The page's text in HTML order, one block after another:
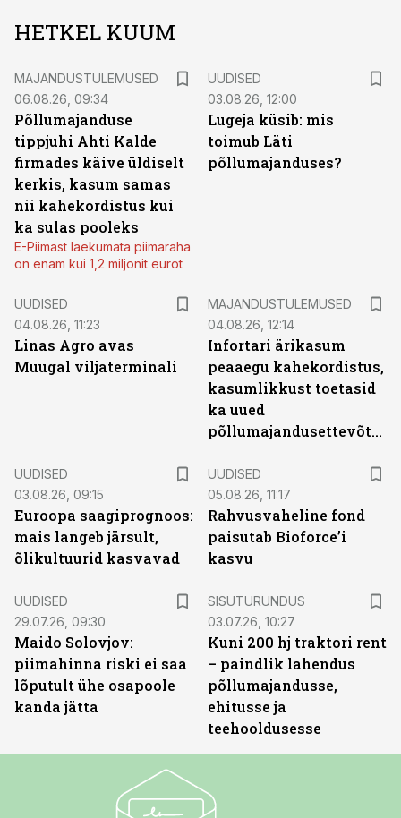
HETKEL KUUM
MAJANDUSTULEMUSED
06.08.26, 09:34
Põllumajanduse
tippjuhi Ahti Kalde
firmades käive üldiselt
kerkis, kasum samas
nii kahekordistus kui
ka sulas pooleks
E-Piimast laekumata piimaraha
on enam kui 1,2 miljonit eurot
UUDISED
03.08.26, 12:00
Lugeja küsib: mis
toimub Läti
põllumajanduses?
UUDISED
04.08.26, 11:23
Linas Agro avas
Muugal viljaterminali
MAJANDUSTULEMUSED
04.08.26, 12:14
Infortari ärikasum
peaaegu kahekordistus,
kasumlikkust toetasid
ka uued
põllumajandusettevõtted
UUDISED
03.08.26, 09:15
Euroopa saagiprognoos:
mais langeb järsult,
õlikultuurid kasvavad
UUDISED
05.08.26, 11:17
Rahvusvaheline fond
paisutab Bioforce’i
kasvu
UUDISED
29.07.26, 09:30
Maido Solovjov:
piimahinna riski ei saa
lõputult ühe osapoole
kanda jätta
SISUTURUNDUS
03.07.26, 10:27
Kuni 200 hj traktori rent
– paindlik lahendus
põllumajandusse,
ehitusse ja
teehooldusesse